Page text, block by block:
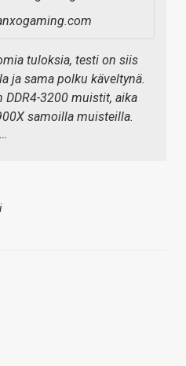
tuloksia, testi on siis
ja sama polku käveltynä.
3200 muistit, aika
samoilla muisteilla.